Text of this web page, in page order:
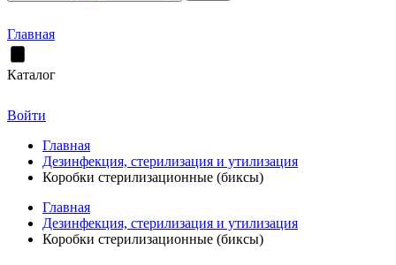
Главная
Каталог
Войти
Главная
Дезинфекция, стерилизация и утилизация
Коробки стерилизационные (биксы)
Главная
Дезинфекция, стерилизация и утилизация
Коробки стерилизационные (биксы)